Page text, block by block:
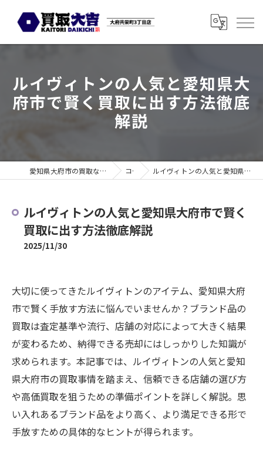
ルイヴィトンの人気と愛知県大
府市で賢く買取に出す方法徹底
解説
愛知県大府市の買取なら買取大吉 大府共栄町3丁目店 コラム ルイヴィトンの人気と愛知県大府市で賢く買取に出す方法徹底解説
ルイヴィトンの人気と愛知県大府市で賢く
買取に出す方法徹底解説
2025/11/30
大切に使ってきたルイヴィトンのアイテム、愛知県大府
市で賢く手放す方法に悩んでいませんか？ブランド品の
買取は査定基準や流行、店舗の対応によって大きく結果
が変わるため、納得できる売却にはしっかりした知識が
求められます。本記事では、ルイヴィトンの人気と愛知
県大府市の買取事情を踏まえ、信頼できる店舗の選び方
や高価買取を狙うための準備ポイントを詳しく解説。思
い入れあるブランド品をより高く、より満足できる形で
手放すための具体的なヒントが得られます。